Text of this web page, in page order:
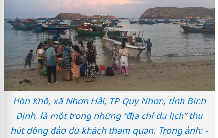
Hòn Khô, xã Nhơn Hải, TP Quy Nhơn, tỉnh Bình
Định, là một trong những “địa chỉ du lịch” thu
hút đông đảo du khách tham quan. Trong ảnh: -